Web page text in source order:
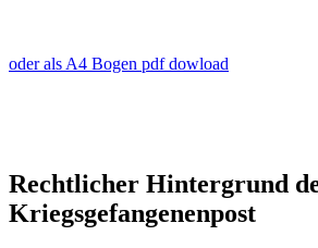
oder als A4 Bogen pdf dowload
Rechtlicher Hintergrund
Kriegsgefangenenpost